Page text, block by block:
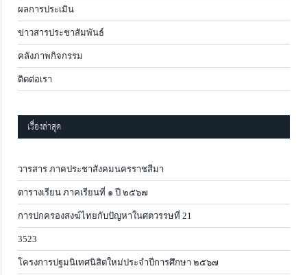
ผลการประเมิน
ข่าวสารประชาสัมพันธ์
คลังภาพกิจกรรม
ติดต่อเรา
เรื่องล่าสุด
วารสาร ภาคประชาสังคมนครราชสีมา
ตารางเรียน ภาคเรียนที่ ๑ ปี ๒๕๖๗
การปกครองสงฆ์ไทยกับปัญหาในศตวรรษที่ 21
3523
โครงการปฐมนิเทศนิสิตใหม่ประจำปีการศึกษา ๒๕๖๗